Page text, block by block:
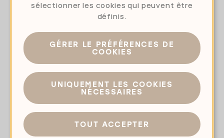
Dans nos showrooms à Zwevegem, Anvers, Gand et
Liquidfloors dans un cadre inspirant. Vous y
ressentirez la différence entre les textures, en
apprendrez davantage sur les techniques de
finition et recevrez des conseils personnalisés.
Prenez rendez-vous et découvrez ce qu’un sol
peut vraiment apporter à votre projet.
VISITEZ L’UN DE
sélectionner les cookies qui peuvent être
définis.
GÉRER LE PRÉFÉRENCES DE
COOKIES
UNIQUEMENT LES COOKIES
NÉCESSAIRES
TOUT ACCEPTER